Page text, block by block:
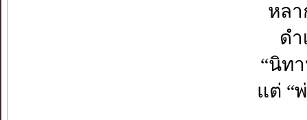
หล
ดำ
“นิท
แต่ “